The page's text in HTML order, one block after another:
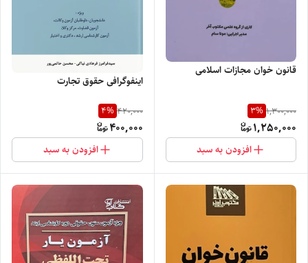
قانون خوان مجازات اسلامی
1,300,000
3%
1,250,000
افزودن به سبد
اینفوگرافی حقوق تجارت
420,000
4%
400,000
افزودن به سبد